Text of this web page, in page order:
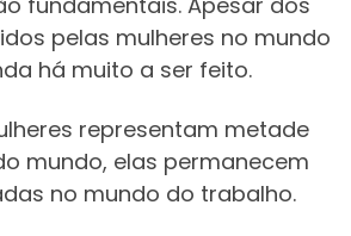
pelas mulheres no mundo
há muito a ser feito.
representam metade
mundo, elas permanecem
no mundo do trabalho.